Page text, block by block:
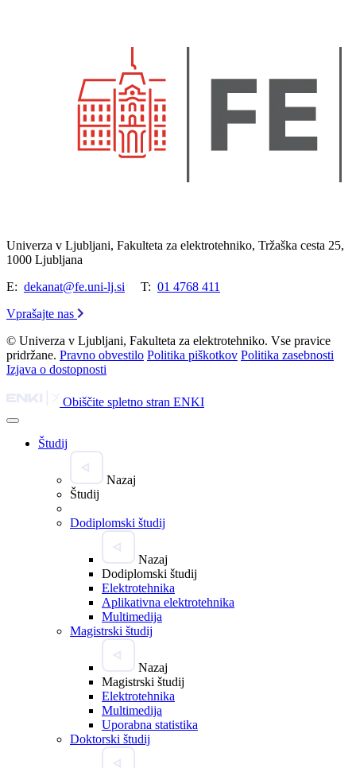
Univerza v Ljubljani, Fakulteta za elektrotehniko, Tržaška cesta 25,
1000 Ljubljana
E: dekanat@fe.uni-lj.si T: 01 4768 411
Vprašajte nas
© Univerza v Ljubljani, Fakulteta za elektrotehniko. Vse pravice
pridržane. Pravno obvestilo Politika piškotkov Politika zasebnosti
Izjava o dostopnosti
Obiščite spletno stran ENKI
Študij
Nazaj
Študij
Dodiplomski študij
Nazaj
Dodiplomski študij
Elektrotehnika
Aplikativna elektrotehnika
Multimedija
Magistrski študij
Nazaj
Magistrski študij
Elektrotehnika
Multimedija
Uporabna statistika
Doktorski študij